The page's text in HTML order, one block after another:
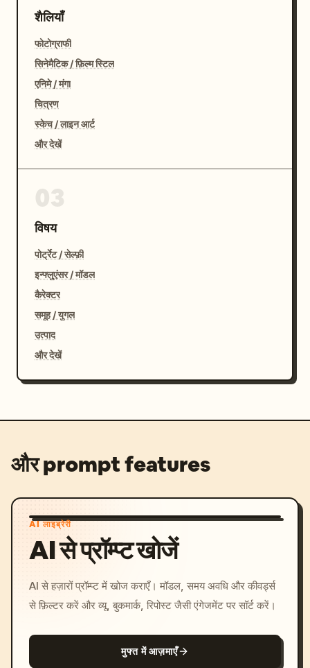
शैलियाँ
फोटोग्राफी
सिनेमैटिक / फ़िल्म स्टिल
एनिमे / मंगा
चित्रण
स्केच / लाइन आर्ट
और देखें
विषय
पोर्ट्रेट / सेल्फ़ी
इन्फ्लुएंसर / मॉडल
कैरेक्टर
समूह / युगल
उत्पाद
और देखें
और prompt features
AI लाइब्रेरी
AI से प्रॉम्प्ट खोजें
AI से हज़ारों प्रॉम्प्ट में खोज कराएँ। मॉडल, समय अवधि और कीवर्ड्स
से फ़िल्टर करें और व्यू, बुकमार्क, रिपोस्ट जैसी एंगेजमेंट पर सॉर्ट करें।
मुफ्त में आज़माएँ